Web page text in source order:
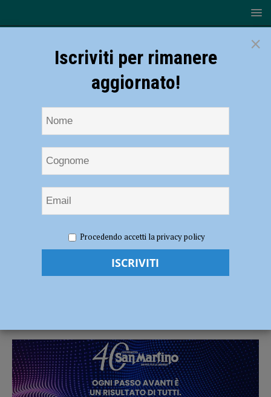
incidente in Trebbia, venerdì in Duomo l’ultimo saluto ai quattro amici
Tragico incidente in Trebbia, venerdì in
×
Iscriviti per rimanere
aggiornato!
Procedendo accetti la privacy policy